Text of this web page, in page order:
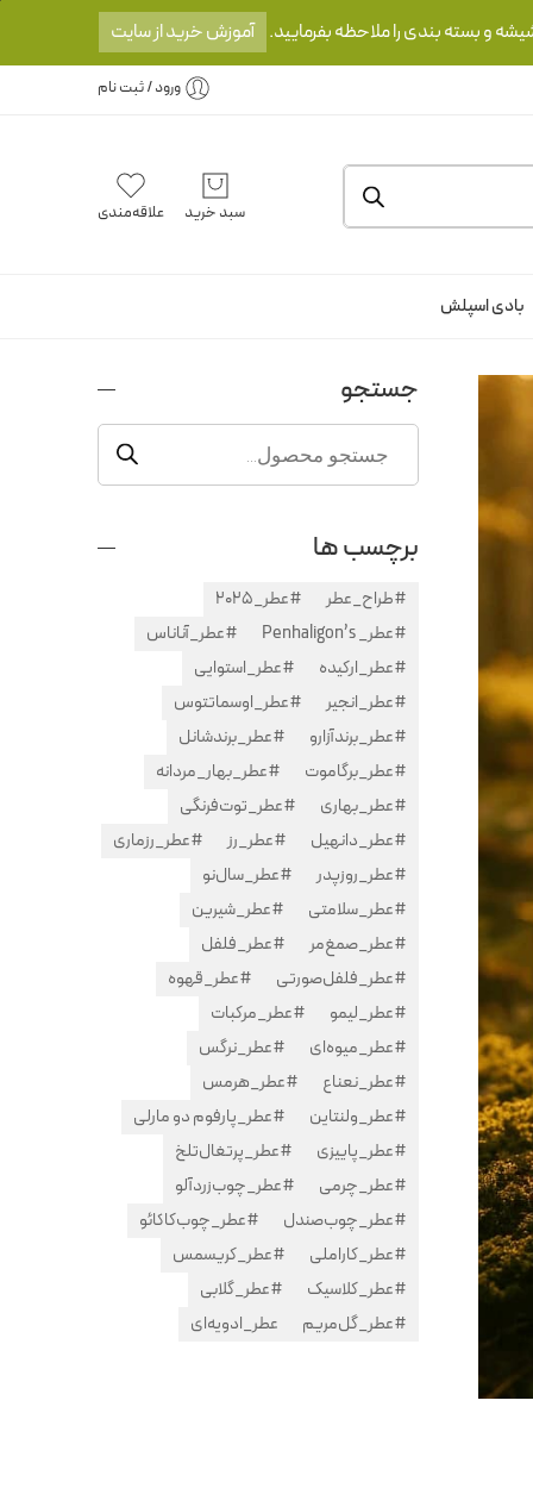
و بسته بندی را ملاحظه بفرمایید. آموزش خرید از سایت
ورود / ثبت نام
سبد خرید علاقه‌مندی
بادی اسپلش
جستجو
برچسب ها
#طراح_عطر
#عطر_2025
#عطر_ Penhaligon’s
#عطر_آناناس
#عطر_ارکیده
#عطر_استوایی
#عطر_انجیر
#عطر_اوسماتتوس
#عطر_برندآزارو
#عطر_برندشانل
#عطر_برگاموت
#عطر_بهار_مردانه
#عطر_بهاری
#عطر_توت‌فرنگی
#عطر_دانهیل
#عطر_رز
#عطر_رزماری
#عطر_روزپدر
#عطر_سال‌نو
#عطر_سلامتی
#عطر_شیرین
#عطر_صمغ‌مر
#عطر_فلفل
#عطر_فلفل‌صورتی
#عطر_قهوه
#عطر_لیمو
#عطر_مرکبات
#عطر_میوه‌ای
#عطر_نرگس
#عطر_نعناع
#عطر_هرمس
#عطر_ولنتاین
#عطر_پارفوم دو مارلی
#عطر_پاییزی
#عطر_پرتغال‌تلخ
#عطر_چرمی
#عطر_چوب‌زردآلو
#عطر_چوب‌صندل
#عطر_چوب‌کاکائو
#عطر_کاراملی
#عطر_کریسمس
#عطر_کلاسیک
#عطر_گلابی
#عطر_گل‌مریم
عطر_ادویه‌ای